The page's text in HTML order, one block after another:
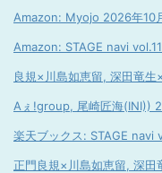
Amazon: Myojo 2026年10
Amazon: STAGE navi
良規×川島如恵留, 深田竜
Aぇ!group, 尾崎匠海(INI))
楽天ブックス: STAGE
正門良規×川島如恵留, 深田